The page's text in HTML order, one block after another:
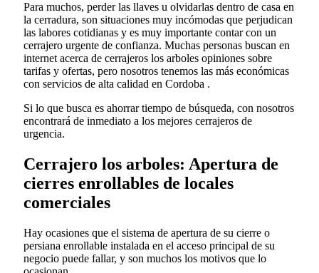
Para muchos, perder las llaves u olvidarlas dentro de casa en
la cerradura, son situaciones muy incómodas que perjudican
las labores cotidianas y es muy importante contar con un
cerrajero urgente de confianza. Muchas personas buscan en
internet acerca de cerrajeros los arboles opiniones sobre
tarifas y ofertas, pero nosotros tenemos las más económicas
con servicios de alta calidad en Cordoba .
Si lo que busca es ahorrar tiempo de búsqueda, con nosotros
encontrará de inmediato a los mejores cerrajeros de
urgencia.
Cerrajero los arboles: Apertura de
cierres enrollables de locales
comerciales
Hay ocasiones que el sistema de apertura de su cierre o
persiana enrollable instalada en el acceso principal de su
negocio puede fallar, y son muchos los motivos que lo